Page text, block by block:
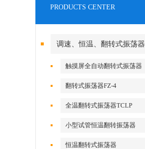
PRODUCTS CENTER
调速、恒温、翻转式振荡器
触摸屏全自动翻转式振荡器
翻转式振荡器FZ-4
全温翻转式振荡器TCLP
小型试管恒温翻转振荡器
恒温翻转式振荡器